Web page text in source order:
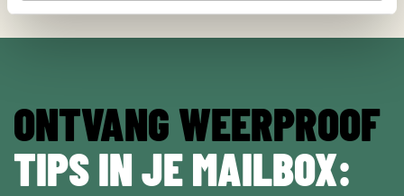
ONTVANG WEERPROOF
TIPS IN JE MAILBOX: